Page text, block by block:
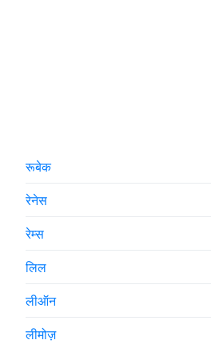
रूबेक
रेनेस
रेम्स
लिल
लीऑन
लीमोज़